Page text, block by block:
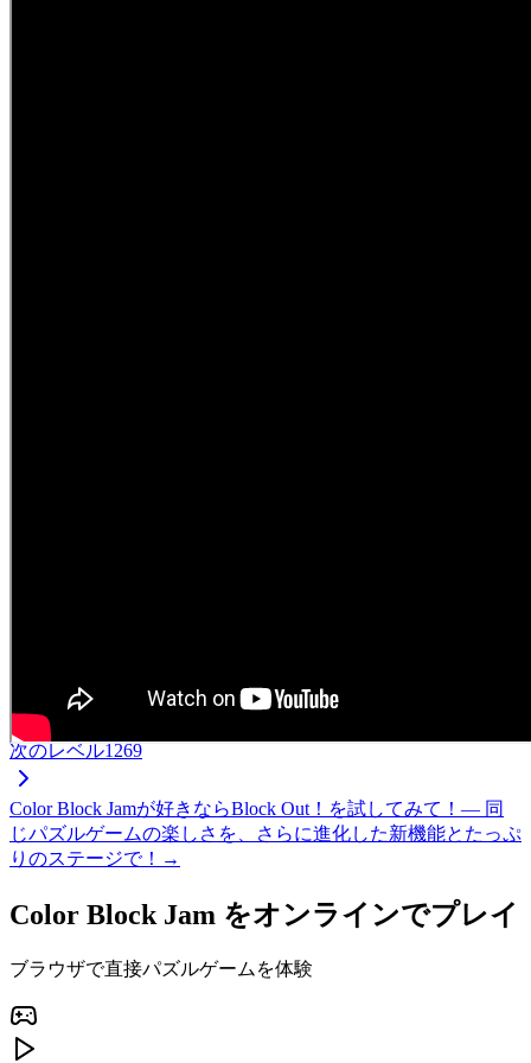
次のレベル1269
Color Block Jamが好きならBlock Out！を試してみて！— 同
じパズルゲームの楽しさを、さらに進化した新機能とたっぷ
りのステージで！→
Color Block Jam をオンラインでプレイ
ブラウザで直接パズルゲームを体験